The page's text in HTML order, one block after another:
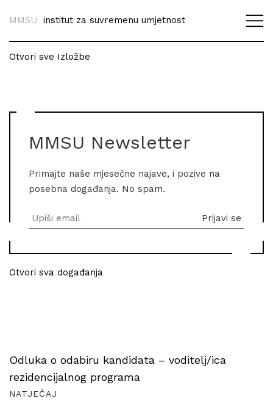
MMSU institut za suvremenu umjetnost
Otvori sve Izložbe
MMSU Newsletter
Primajte naše mjesečne najave, i pozive na
posebna događanja. No spam.
Otvori sva događanja
Odluka o odabiru kandidata – voditelj/ica
rezidencijalnog programa
NATJEČAJ